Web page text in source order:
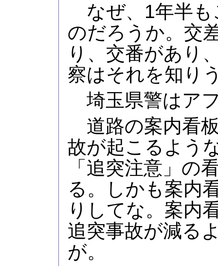
なぜ、1年半も
のだろうか。交
り、交番があり
察はそれを知り
埼玉県警はア
道路の案内看
故が起こるよう
「追突注意」の
る。しかも案内
りしてな。案内
追突事故が減る
が。